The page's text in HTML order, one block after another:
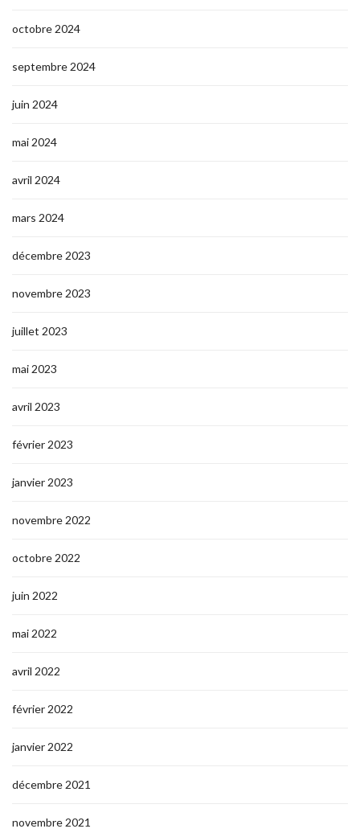
octobre 2024
septembre 2024
juin 2024
mai 2024
avril 2024
mars 2024
décembre 2023
novembre 2023
juillet 2023
mai 2023
avril 2023
février 2023
janvier 2023
novembre 2022
octobre 2022
juin 2022
mai 2022
avril 2022
février 2022
janvier 2022
décembre 2021
novembre 2021